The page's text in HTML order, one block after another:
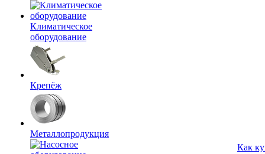
Климатическое
оборудование
Крепёж
Металлопродукция
Как